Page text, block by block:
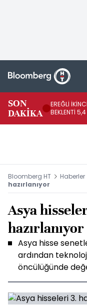
SON
DAKİKA
EREĞLİ
BEKLENTİ
Bloomberg HT Haberler
hazırlanıyor
Asya
hazırlanıyor
Asya hisse
ardından
öncülüğünde